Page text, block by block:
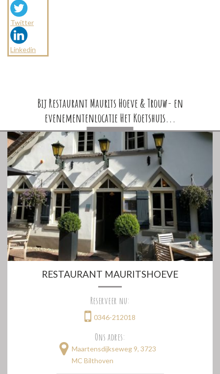
Twitter
Linkedin
Bij Restaurant Maurits Hoeve & Trouw- en
evenementenlocatie Het Koetshuis...
RESTAURANT MAURITSHOEVE
Reserveer nu:
0346-212018
Ons adres:
Maartensdijkseweg 9, 3723
MC Bilthoven